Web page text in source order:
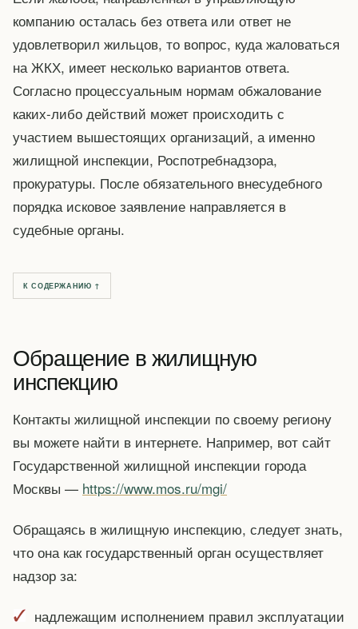
компанию осталась без ответа или ответ не
удовлетворил жильцов, то вопрос, куда жаловаться
на ЖКХ, имеет несколько вариантов ответа.
Согласно процессуальным нормам обжалование
каких-либо действий может происходить с
участием вышестоящих организаций, а именно
жилищной инспекции, Роспотребнадзора,
прокуратуры. После обязательного внесудебного
порядка исковое заявление направляется в
судебные органы.
К СОДЕРЖАНИЮ ↑
Обращение в жилищную
инспекцию
Контакты жилищной инспекции по своему региону
вы можете найти в интернете. Например, вот сайт
Государственной жилищной инспекции города
Москвы — https://www.mos.ru/mgi/
Обращаясь в жилищную инспекцию, следует знать,
что она как государственный орган осуществляет
надзор за:
надлежащим исполнением правил эксплуатации